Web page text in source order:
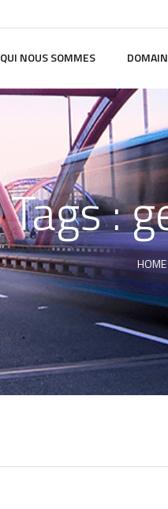
QUI NOUS SOMMES
Tags :
HOME